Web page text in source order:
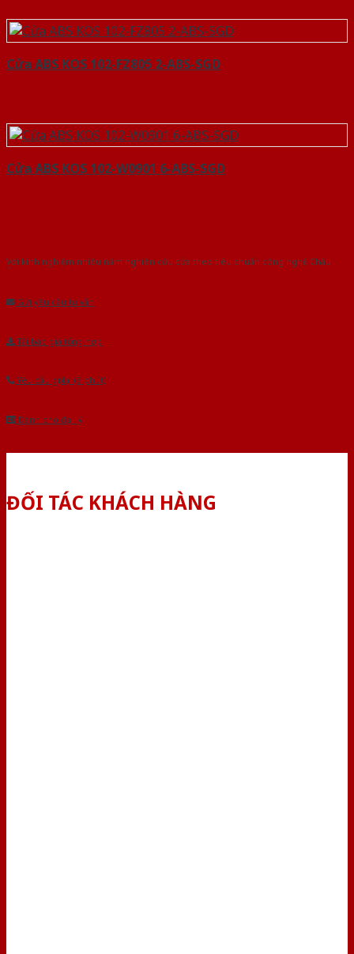
Cửa ABS KOS 102-FZ805 2-ABS-SGD
Cửa ABS KOS 102-W0901 6-ABS-SGD
Với kinh nghiệm nhiêu năm nghiên cứu cửa theo tiêu chuẩn công nghệ Châu
Âu.Chúng tôi tự tin là nhà sản xuất & cung cấp hàng đầu tại Việt Nam!
Gửi yêu cầu tư vấn
Tải báo giá tổng hợp
Yêu cầu gọi lại (3 phút)
Dành cho đại lý
ĐỐI TÁC KHÁCH HÀNG